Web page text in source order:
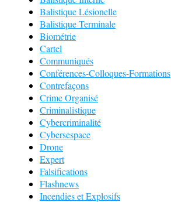
Balistique Lésionelle
Balistique Terminale
Biométrie
Cartel
Communiqués
Conférences-Colloques-Formations
Contrefaçons
Crime Organisé
Criminalistique
Cybercriminalité
Cybersespace
Drone
Expert
Falsifications
Flashnews
Incendies et Explosifs